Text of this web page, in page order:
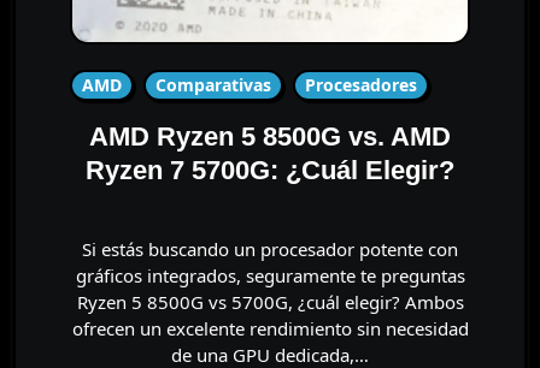
AMD Comparativas Procesadores
AMD Ryzen 5 8500G vs. AMD
Ryzen 7 5700G: ¿Cuál Elegir?
Si estás buscando un procesador potente con
gráficos integrados, seguramente te preguntas
Ryzen 5 8500G vs 5700G, ¿cuál elegir? Ambos
ofrecen un excelente rendimiento sin necesidad
de una GPU dedicada,…